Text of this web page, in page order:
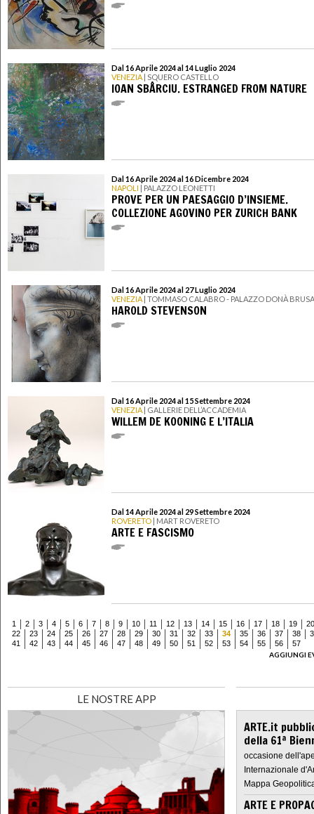
Dal 16 Aprile 2024 al 14 Luglio 2024
VENEZIA | SQUERO CASTELLO
IOAN SBÂRCIU. ESTRANGED FROM NATURE
Dal 16 Aprile 2024 al 16 Dicembre 2024
NAPOLI | PALAZZO LEONETTI
PROVE PER UN PAESAGGIO D’INSIEME.
COLLEZIONE AGOVINO PER ZURICH BANK
Dal 16 Aprile 2024 al 27 Luglio 2024
VENEZIA | TOMMASO CALABRO - PALAZZO DONÀ BRUSA
HAROLD STEVENSON
Dal 16 Aprile 2024 al 15 Settembre 2024
VENEZIA | GALLERIE DELL’ACCADEMIA
WILLEM DE KOONING E L’ITALIA
Dal 14 Aprile 2024 al 29 Settembre 2024
ROVERETO | MART ROVERETO
ARTE E FASCISMO
1 2 3 4 5 6 7 8 9 10 11 12 13 14 15 16 17 18 19
20
22
23 24 25 26 27 28 29 30 31 32 33 34 35 36 37 38
41
42 43 44 45 46 47 48 49 50 51 52 53 54 55 56
57
AGGIUNGI
LE NOSTRE APP
ARTE.it
della 61ª
occasione
Internazionale
Mappa
ARTE E